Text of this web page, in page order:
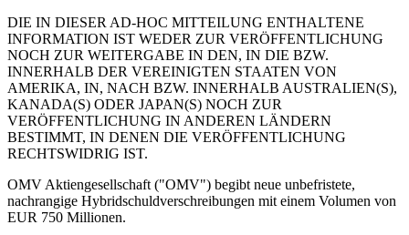
DIE IN DIESER AD-HOC MITTEILUNG ENTHALTENE
INFORMATION IST WEDER ZUR VERÖFFENTLICHUNG
NOCH ZUR WEITERGABE IN DEN, IN DIE BZW.
INNERHALB DER VEREINIGTEN STAATEN VON
AMERIKA, IN, NACH BZW. INNERHALB AUSTRALIEN(S),
KANADA(S) ODER JAPAN(S) NOCH ZUR
VERÖFFENTLICHUNG IN ANDEREN LÄNDERN
BESTIMMT, IN DENEN DIE VERÖFFENTLICHUNG
RECHTSWIDRIG IST.
OMV Aktiengesellschaft ("OMV") begibt neue unbefristete,
nachrangige Hybridschuldverschreibungen mit einem Volumen von
EUR 750 Millionen.